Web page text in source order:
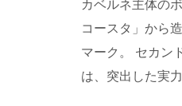
コースタ」から
マーク。 セカン
は、突出した実